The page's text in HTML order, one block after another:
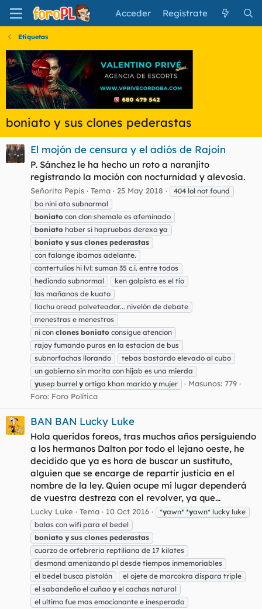
Acceder Regístrate
Etiquetas
boniato y sus clones pederastas
El mojón de censura y el adiós de Rajoin
P. Sánchez le ha hecho un roto a naranjito
registrando la moción con nocturnidad y alevosía.
Señorita Pepis Tema 25 May 2018
404 lol not found
bo nini ato subnormal
boniato con clon shemale es afeminado
boniato haber si hapruebas derexo ya
boniato y sus clones pederastas
con falange ibamos adelante.
contertulios hi lvl: suman 35 c.i. entre todos
hediondo subnormal
ken golpista es el tío
las mañanas de kuato
liachu oread polveteador... nivelón de debate
menestras e menestros
ni con clones boniato consigue atencion
rajoy fumando puros en la estacion de bus
subnorfachas llorando
tebas bastardo elevado al cubo
un gobierno sin morita con hijab es una mierda
yusep burrel y ortiga khan marido y mujer
Masunos: 779
Foro: Foro Política
BAN BAN Lucky Luke
Hola queridos foreos, tras muchos años persiguiendo
a los hermanos Dalton por todo el lejano oeste, he
decidido que ya es hora de buscar un sustituto,
alguien que se encarge de repartir justicia en el
nombre de la ley. Quien ocupe mi lugar dependerá
de vuestra destreza con el revolver, ya que...
Lucky Luke Tema 10 Oct 2016 *yawn* *yawn* lucky luke
balas con wifi para el bedel
boniato y sus clones pederastas
cuarzo de orfebreria reptiliana de 17 kilates
desmond amenizando pl desde tiempos inmemoriables
el bedel busca pistolón
el ojete de marcokra dispara triple
el sabandeño el cuñao y el cachas natural
el ultimo fue mas emocionante e inesperado